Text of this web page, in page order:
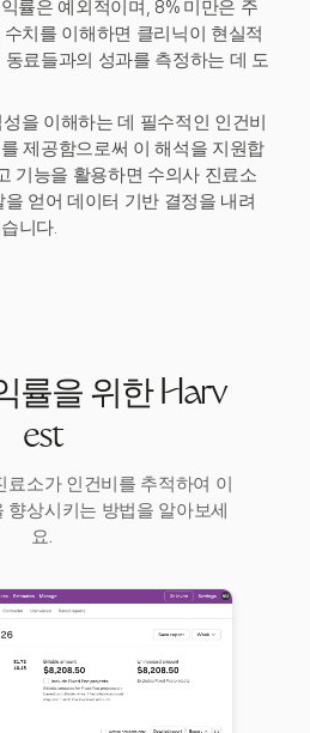
률은 예외적이며, 8% 미만은 주
치를 이해하면 클리닉이 현실적
료들과의 성과를 측정하는 데 도
을 이해하는 데 필수적인 인건비
제공함으로써 이 해석을 지원합
기능을 활용하면 수의사 진료소
얻어 데이터 기반 결정을 내려
니다.
률을 위한 Harv
est
료소가 인건비를 추적하여 이
향상시키는 방법을 알아보세
요.